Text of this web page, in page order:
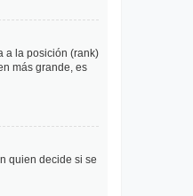
a la posición (rank)
más grande, es
quien decide si se